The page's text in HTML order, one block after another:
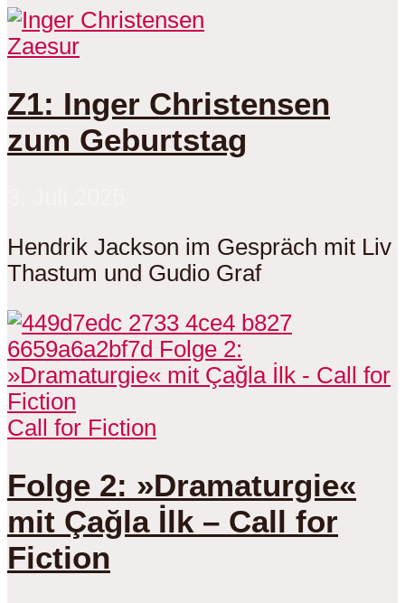
Zaesur
Z1: Inger Christensen
zum Geburtstag
Hendrik Jackson im Gespräch mit Liv
Thastum und Gudio Graf
Call for Fiction
Folge 2: »Dramaturgie«
mit Çağla İlk – Call for
Fiction